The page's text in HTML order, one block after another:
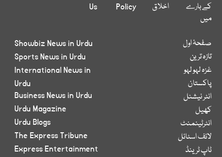
کے بارے
میں
اخلاق Policy
Us
صفحۂ اول
تازہ ترین
غزہ لہو لہو
پاکستان
انٹر نیشنل
کھیل
انٹرٹینمنٹ
لائف اسٹائل
ٹاپ ٹرینڈ
Showbiz News in Urdu
Sports News in Urdu
International News in
Urdu
Business News in Urdu
Urdu Magazine
Urdu Blogs
The Express Tribune
Express Entertainment